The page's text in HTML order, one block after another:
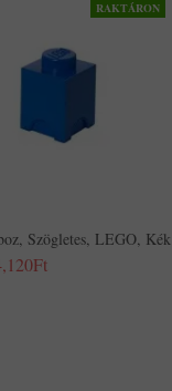
RAKTÁRON
Szögletes, LEGO, Kék